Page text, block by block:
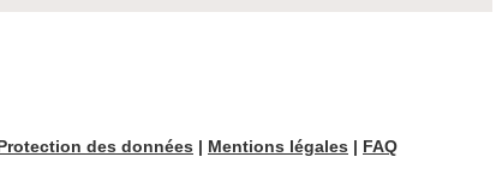
des données | Mentions légales | FAQ